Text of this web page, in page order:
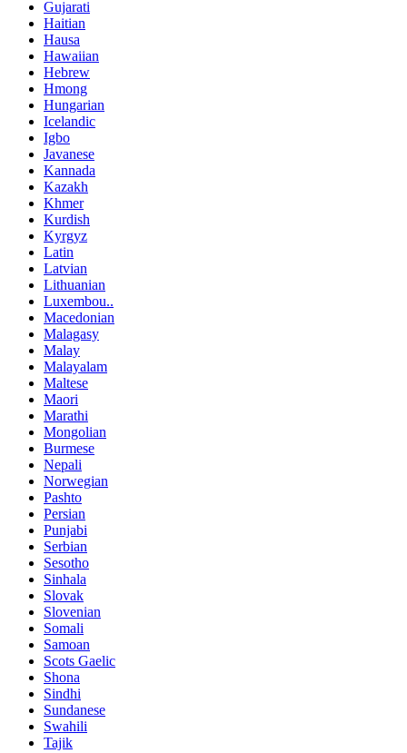
Gujarati
Haitian
Hausa
Hawaiian
Hebrew
Hmong
Hungarian
Icelandic
Igbo
Javanese
Kannada
Kazakh
Khmer
Kurdish
Kyrgyz
Latin
Latvian
Lithuanian
Luxembou..
Macedonian
Malagasy
Malay
Malayalam
Maltese
Maori
Marathi
Mongolian
Burmese
Nepali
Norwegian
Pashto
Persian
Punjabi
Serbian
Sesotho
Sinhala
Slovak
Slovenian
Somali
Samoan
Scots Gaelic
Shona
Sindhi
Sundanese
Swahili
Tajik